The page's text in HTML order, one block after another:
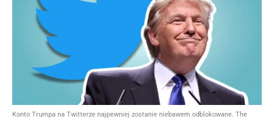
Konto Trumpa na Twitterze najpewniej zostanie niebawem odblokowane. The